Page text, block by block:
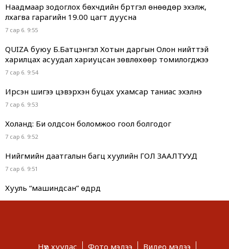
Наадмаар зодоглох бөхчүүдийн бүртгэл өнөөдөр эхэлж,
лхагва гарагийн 19.00 цагт дуусна
7 сар 6. 9:55
QUIZA буюу Б.Батцэнгэл Хотын даргын Олон нийттэй
харилцах асуудал хариуцсан зөвлөхөөр томилогджээ
7 сар 6. 9:54
Ирсэн шигээ цэвэрхэн буцах ухамсар таниас эхэлнэ
7 сар 6. 9:53
Холанд: Би олдсон боломжоо гоол болгодог
7 сар 6. 9:52
Нийгмийн даатгалын багц хуулийн ГОЛ ЗААЛТУУД
7 сар 6. 9:51
Хууль “машиндсан” өдрүүд
7 сар 6. 9:49
Нүүр хуудас Фото мэдээ Видео мэдээ